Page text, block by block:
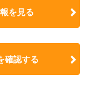
を見る
確認する